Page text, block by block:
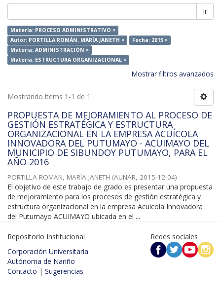
Ir
Materia: PROCESO ADMINISTRATIVO ×
Autor: PORTILLA ROMÁN, MARÍA JANETH ×
Fecha: 2015 ×
Materia: ADMINISTRACIÓN ×
Materia: ESTRUCTURA ORGANIZACIONAL ×
Mostrar filtros avanzados
Mostrando ítems 1-1 de 1
PROPUESTA DE MEJORAMIENTO AL PROCESO DE
GESTIÓN ESTRATÉGICA Y ESTRUCTURA
ORGANIZACIONAL EN LA EMPRESA ACUÍCOLA
INNOVADORA DEL PUTUMAYO - ACUIMAYO DEL
MUNICIPIO DE SIBUNDOY PUTUMAYO, PARA EL
AÑO 2016
PORTILLA ROMÁN, MARÍA JANETH (AUNAR, 2015-12-04)
El objetivo de este trabajo de grado es presentar una propuesta
de mejoramiento para los procesos de gestión estratégica y
estructura organizacional en la empresa Acuícola Innovadora
del Putumayo ACUIMAYO ubicada en el ...
Repositorio Institucional
Corporación Universitaria
Autónoma de Nariño
Contacto | Sugerencias
Redes sociales